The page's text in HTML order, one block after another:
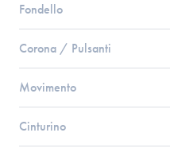
Fondello
Corona / Pulsanti
Movimento
Cinturino